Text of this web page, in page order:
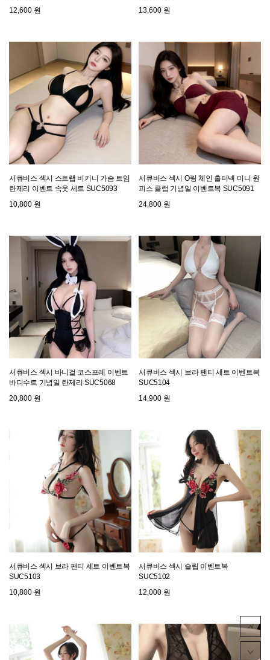
12,600 원
13,600 원
서큐버스 섹시 스트랩 비키니 가슴 트임
란제리 이벤트 속옷 세트 SUC5093
10,800 원
서큐버스 섹시 O링 체인 홀터넥 미니 원
피스 클럽 기념일 이벤트복 SUC5091
24,800 원
서큐버스 섹시 바니걸 코스프레 이벤트
바디수트 기념일 란제리 SUC5068
20,800 원
서큐버스 섹시 브라 팬티 세트 이벤트복
SUC5104
14,900 원
서큐버스 섹시 브라 팬티 세트 이벤트복
SUC5103
10,800 원
서큐버스 섹시 슬립 이벤트복
SUC5102
12,000 원